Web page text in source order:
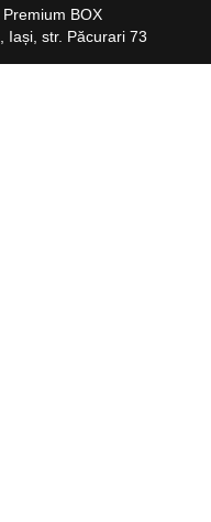
BOX
Iași, str. Păcurari 73